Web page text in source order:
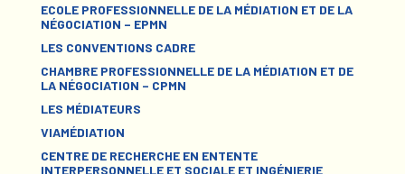
ECOLE PROFESSIONNELLE DE LA MÉDIATION ET DE LA
NÉGOCIATION – EPMN
LES CONVENTIONS CADRE
CHAMBRE PROFESSIONNELLE DE LA MÉDIATION ET DE
LA NÉGOCIATION – CPMN
LES MÉDIATEURS
VIAMÉDIATION
CENTRE DE RECHERCHE EN ENTENTE
INTERPERSONNELLE ET SOCIALE ET INGÉNIERIE